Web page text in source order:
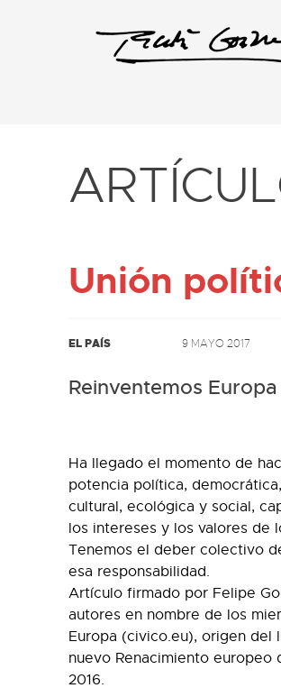
Unión
EL PAÍS 9 MAYO 2017
Reinventemos Europa
Ha llegado el momento de
potencia política,
cultural, ecológica y social,
los intereses y los valores de
Tenemos el deber colectivo
esa responsabilidad.
Artículo firmado por Felipe
autores en nombre de los
Europa (civico.eu), origen del
nuevo Renacimiento europeo
2016.